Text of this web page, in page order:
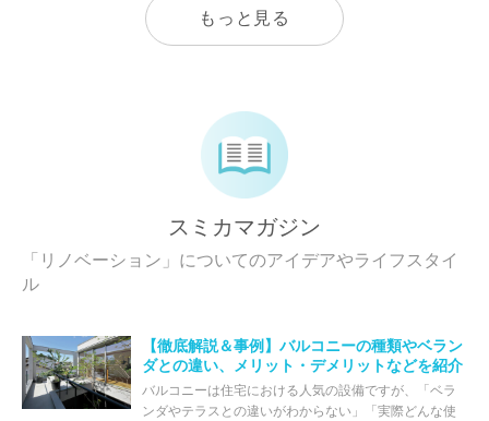
もっと見る
スミカマガジン
「リノベーション」についてのアイデアやライフスタイ
ル
【徹底解説＆事例】バルコニーの種類やベラン
ダとの違い、メリット・デメリットなどを紹介
バルコニーは住宅における人気の設備ですが、「ベラ
ンダやテラスとの違いがわからない」「実際どんな使